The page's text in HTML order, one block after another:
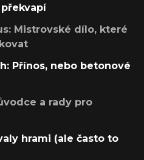
Mistrovské dílo, které
Přínos, nebo betonové
a rady pro
hrami (ale často to